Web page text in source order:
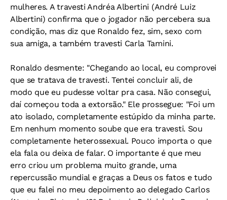
mulheres. A travesti Andréa Albertini (André Luiz
Albertini) confirma que o jogador não percebera sua
condição, mas diz que Ronaldo fez, sim, sexo com
sua amiga, a também travesti Carla Tamini.
Ronaldo desmente: "Chegando ao local, eu comprovei
que se tratava de travesti. Tentei concluir ali, de
modo que eu pudesse voltar pra casa. Não consegui,
daí começou toda a extorsão." Ele prossegue: "Foi um
ato isolado, completamente estúpido da minha parte.
Em nenhum momento soube que era travesti. Sou
completamente heterossexual. Pouco importa o que
ela fala ou deixa de falar. O importante é que meu
erro criou um problema muito grande, uma
repercussão mundial e graças a Deus os fatos e tudo
que eu falei no meu depoimento ao delegado Carlos